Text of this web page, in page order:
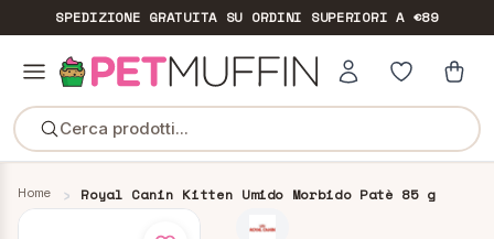
SPEDIZIONE GRATUITASU ORDINI SUPERIORI A €89
Cerca prodotti...
Home Royal Canin Kitten Umido Morbido Patè 85 g